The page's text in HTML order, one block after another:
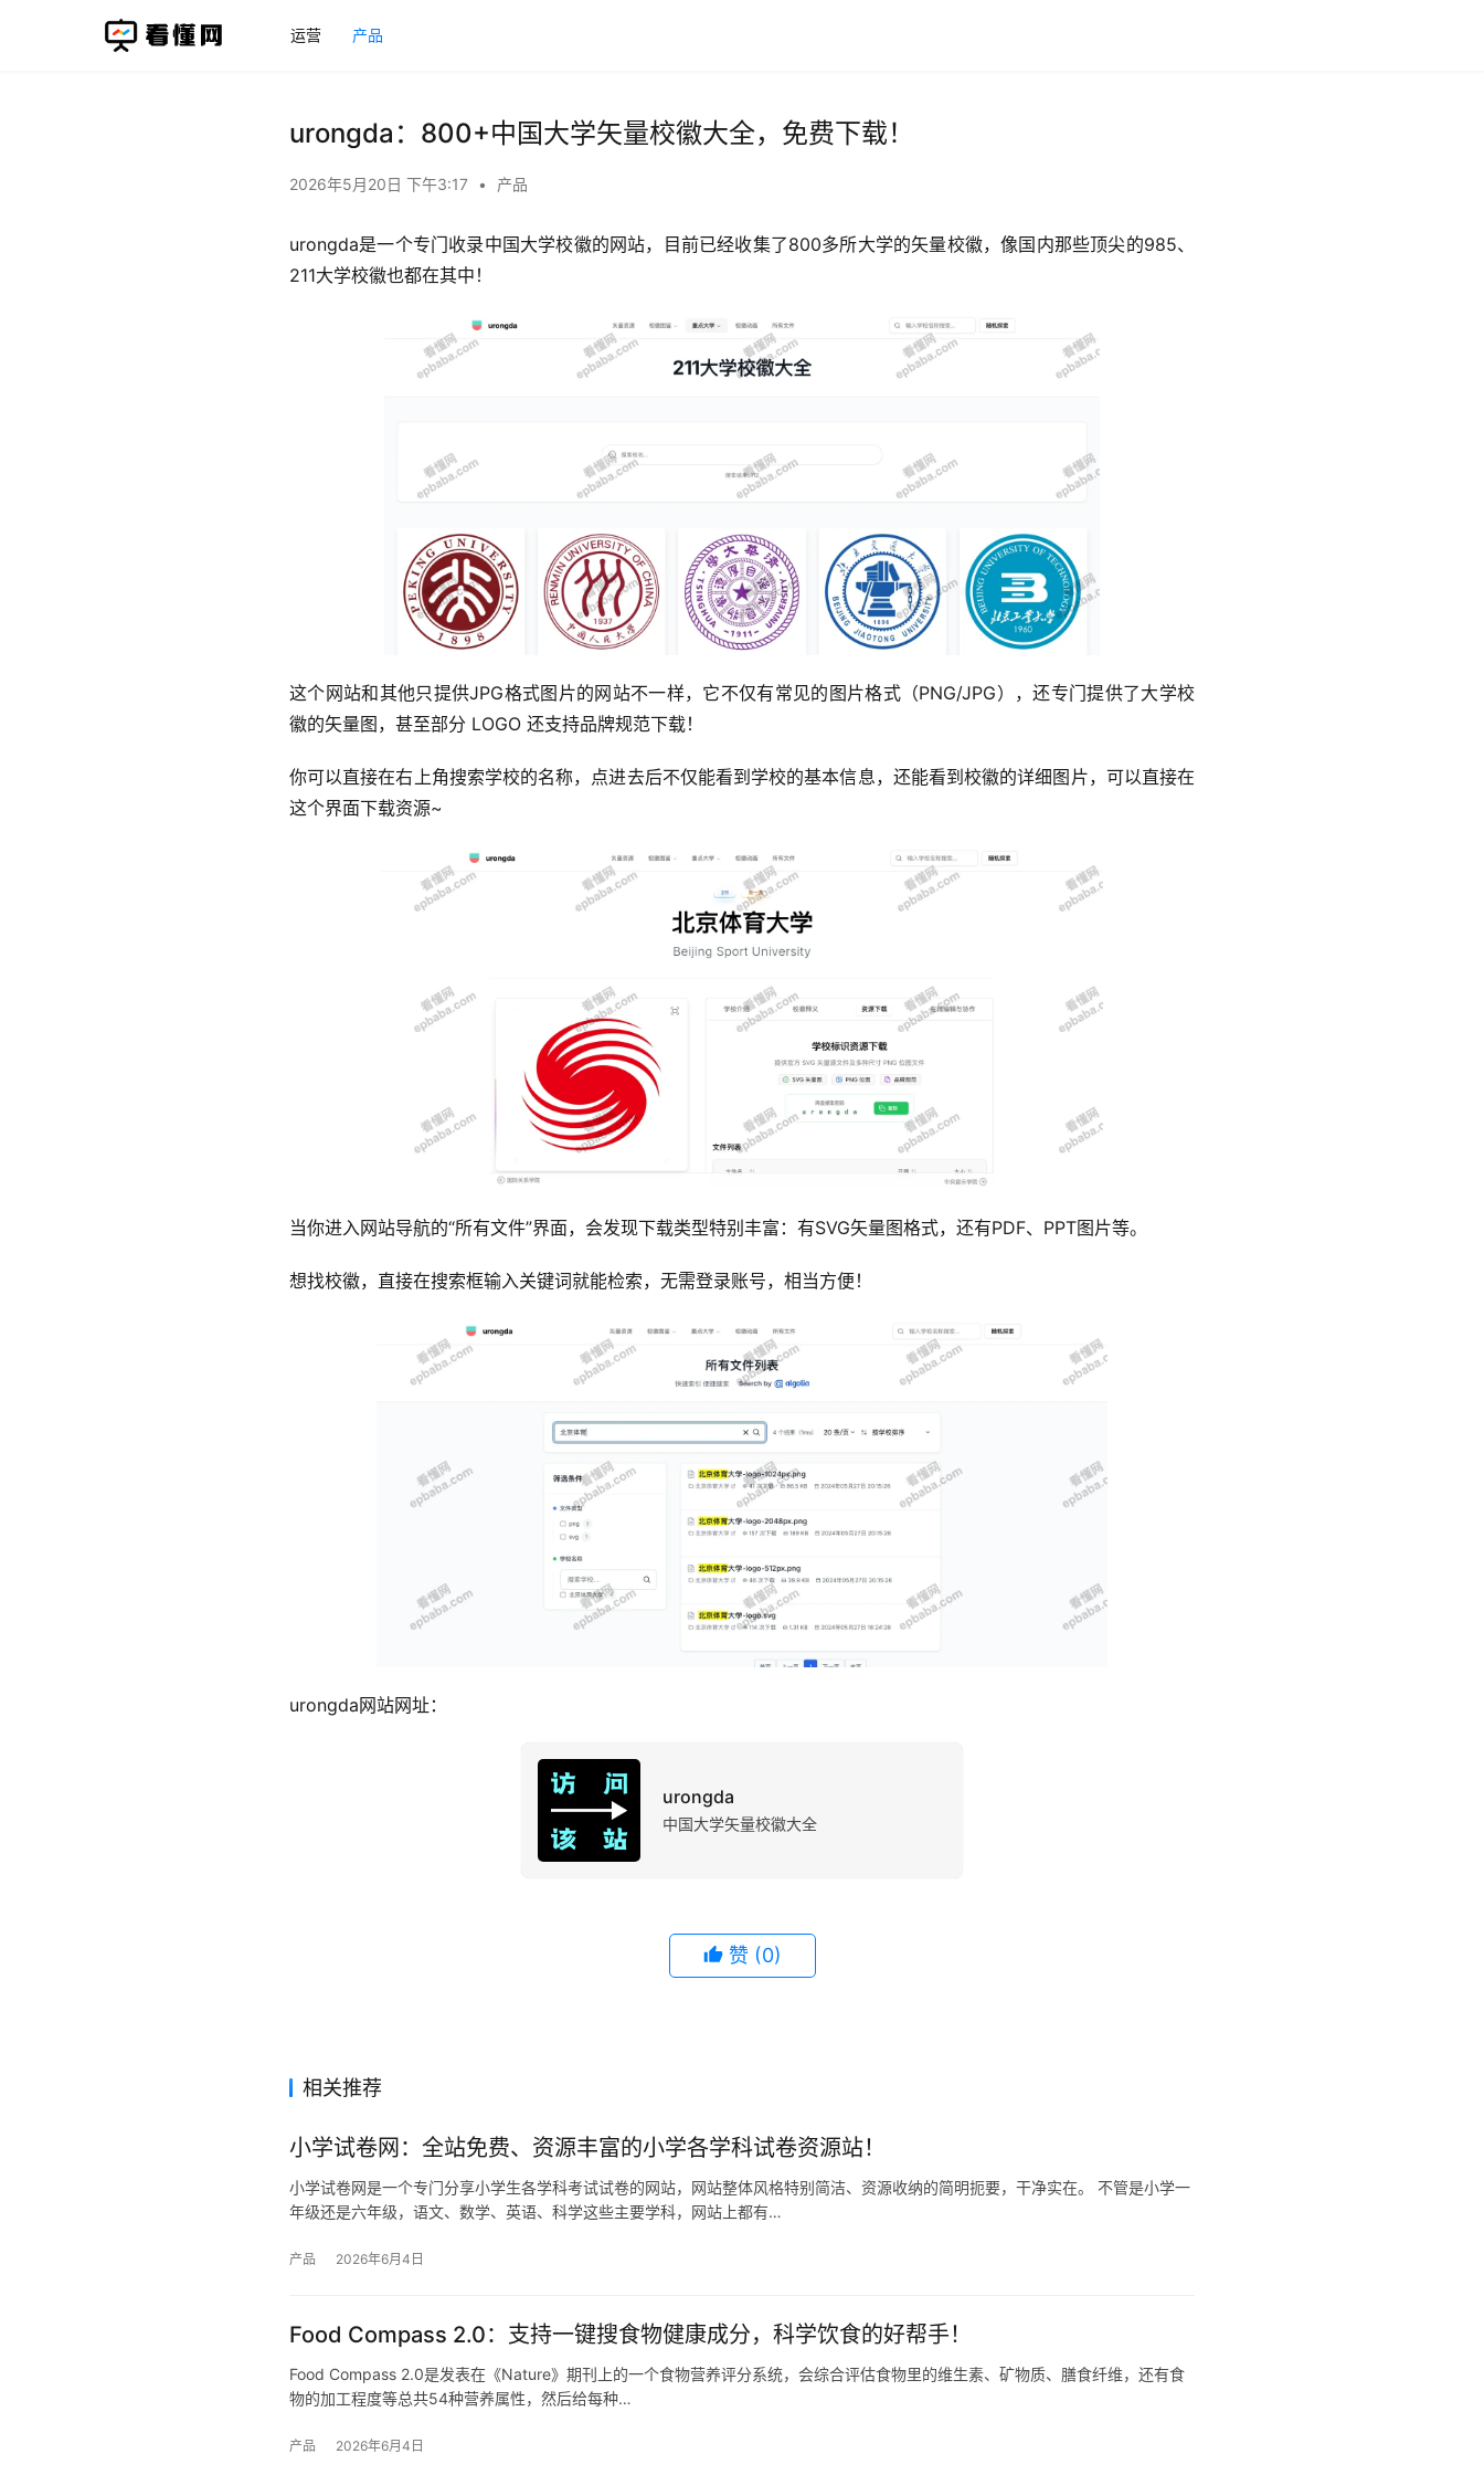
运营 产品
urongda：800+中国大学矢量校徽大全，免费下载！
2026年5月20日 下午3:17 • 产品
urongda是一个专门收录中国大学校徽的网站，目前已经收集了800多所大学的矢量校徽，像国内那些顶尖的985、
211大学校徽也都在其中！
这个网站和其他只提供JPG格式图片的网站不一样，它不仅有常见的图片格式（PNG/JPG），还专门提供了大学校
徽的矢量图，甚至部分 LOGO 还支持品牌规范下载！
你可以直接在右上角搜索学校的名称，点进去后不仅能看到学校的基本信息，还能看到校徽的详细图片，可以直接在
这个界面下载资源~
当你进入网站导航的“所有文件”界面，会发现下载类型特别丰富：有SVG矢量图格式，还有PDF、PPT图片等。
想找校徽，直接在搜索框输入关键词就能检索，无需登录账号，相当方便！
urongda网站网址：
urongda
中国大学矢量校徽大全
赞 (0)
相关推荐
小学试卷网：全站免费、资源丰富的小学各学科试卷资源站！
小学试卷网是一个专门分享小学生各学科考试试卷的网站，网站整体风格特别简洁、资源收纳的简明扼要，干净实在。 不管是小学一
年级还是六年级，语文、数学、英语、科学这些主要学科，网站上都有…
产品 2026年6月4日
Food Compass 2.0：支持一键搜食物健康成分，科学饮食的好帮手！
Food Compass 2.0是发表在《Nature》期刊上的一个食物营养评分系统，会综合评估食物里的维生素、矿物质、膳食纤维，还有食
物的加工程度等总共54种营养属性，然后给每种…
产品 2026年6月4日